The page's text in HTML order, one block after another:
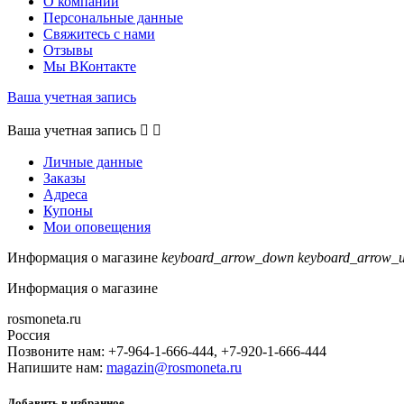
Персональные данные
Свяжитесь с нами
Отзывы
Мы ВКонтакте
Ваша учетная запись
Ваша учетная запись  
Личные данные
Заказы
Адреса
Купоны
Мои оповещения
Информация о магазине keyboard_arrow_down
Информация о магазине
rosmoneta.ru
Россия
Позвоните нам: +7-964-1-666-444, +7-920-1-666-444
Напишите нам: magazin@rosmoneta.ru